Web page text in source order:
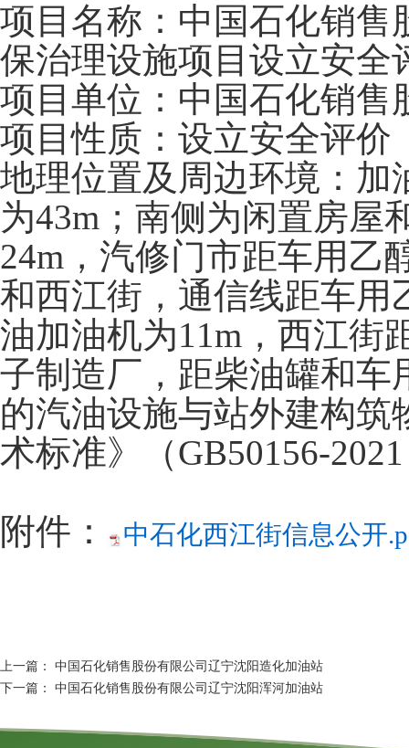
项目名称：中国石化销售
保治理设施项目设立安全
项目单位：中国石化销售
项目性质：设立安全评价
地理位置及周边环境：加
为43m；南侧为闲置房屋
24m，汽修门市距车用乙
和西江街，通信线距车用
油加油机为11m，西江街
子制造厂，距柴油罐和车
的汽油设施与站外建构
术标准》（GB50156-
附件：
中石化西江街信息公开
上一篇： 中国石化销售股份有限公司辽宁沈阳造化加油站
下一篇： 中国石化销售股份有限公司辽宁沈阳浑河加油站